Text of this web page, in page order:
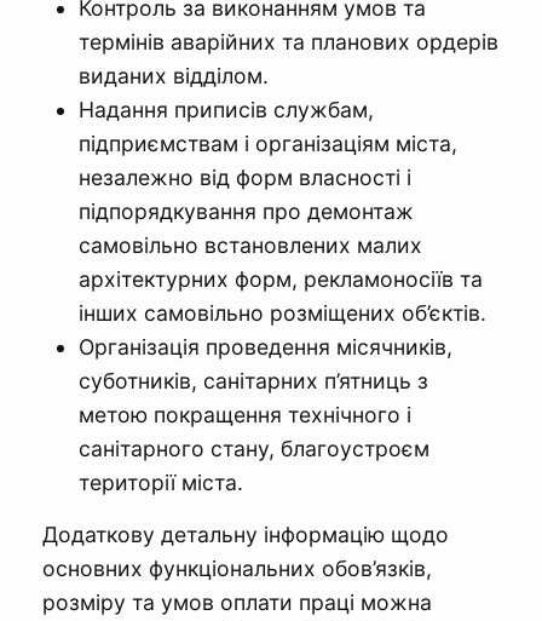
Контроль за виконанням умов та
термінів аварійних та планових ордерів
виданих відділом.
Надання приписів службам,
підприємствам і організаціям міста,
незалежно від форм власності і
підпорядкування про демонтаж
самовільно встановлених малих
архітектурних форм, рекламоносіїв та
інших самовільно розміщених об’єктів.
Організація проведення місячників,
суботників, санітарних п’ятниць з
метою покращення технічного і
санітарного стану, благоустроєм
території міста.
Додаткову детальну інформацію щодо
основних функціональних обов’язків,
розміру та умов оплати праці можна